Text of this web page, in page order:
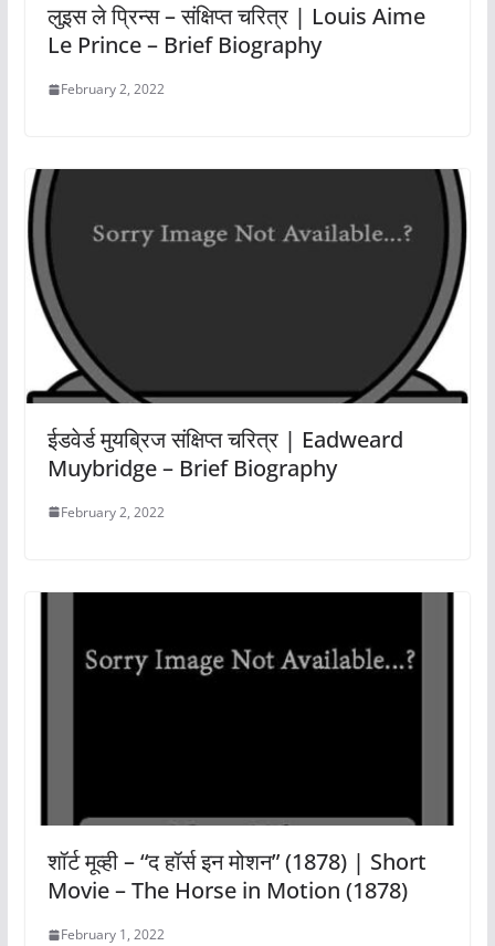
लुइस ले प्रिन्स – संक्षिप्त चरित्र | Louis Aime
Le Prince – Brief Biography
February 2, 2022
ईडवेर्ड मुयब्रिज संक्षिप्त चरित्र | Eadweard
Muybridge – Brief Biography
February 2, 2022
शॉर्ट मूव्ही – “द हॉर्स इन मोशन” (1878) | Short
Movie – The Horse in Motion (1878)
February 1, 2022